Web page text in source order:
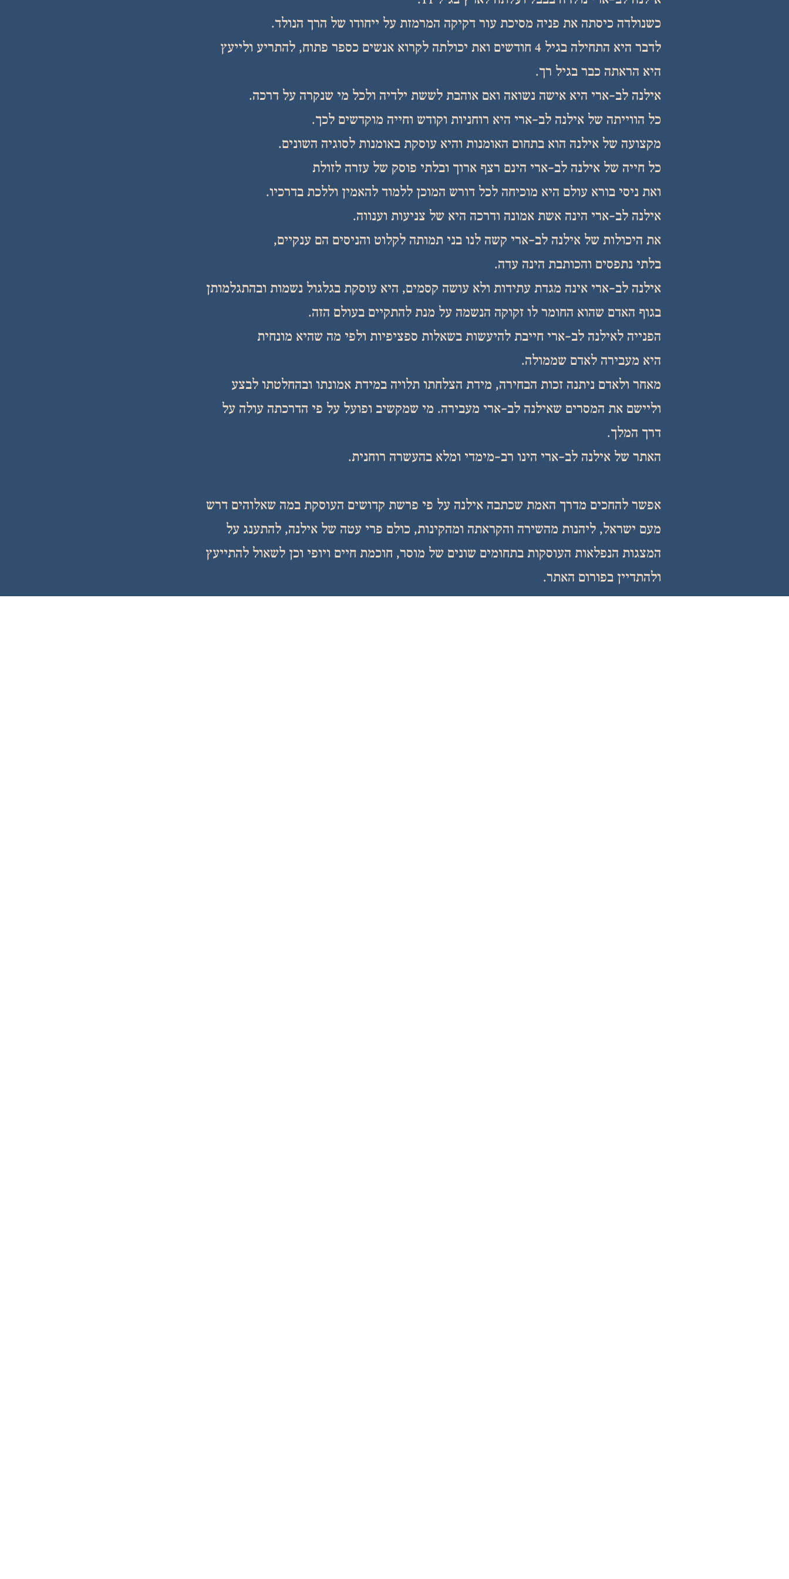
כשנולדה כיסתה את פניה מסיכת עור דקיקה המרמזת על ייחודו של הרך הנולד.
לדבר היא התחילה בגיל 4 חודשים ואת יכולתה לקרוא אנשים כספר פתוח, להתריע ולייעץ
היא הראתה כבר בגיל רך.
אילנה לב-ארי היא אישה נשואה ואם אוהבת לששת ילדיה ולכל מי שנקרה על דרכה.
כל הווייתה של אילנה לב-ארי היא רוחניות וקודש וחייה מוקדשים לכך.
מקצועה של אילנה הוא בתחום האומנות והיא עוסקת באומנות לסוגיה השונים.
כל חייה של אילנה לב-ארי הינם רצף ארוך ובלתי פוסק של עזרה לזולת
ואת ניסי בורא עולם היא מוכיחה לכל דורש המוכן ללמוד להאמין וללכת בדרכיו.
אילנה לב-ארי הינה אשת אמונה ודרכה היא של צניעות וענווה.
את היכולות של אילנה לב-ארי קשה לנו בני תמותה לקלוט והניסים הם ענקיים,
בלתי נתפסים והכותבת הינה עדה.
אילנה לב-ארי אינה מגדת עתידות ולא עושה קסמים, היא עוסקת בגלגול נשמות ובהתגלמותן
בגוף האדם שהוא החומר לו זקוקה הנשמה על מנת להתקיים בעולם הזה.
הפנייה לאילנה לב-ארי חייבת להיעשות בשאלות ספציפיות ולפי מה שהיא מונחית
היא מעבירה לאדם שממולה.
מאחר ולאדם ניתנה זכות הבחירה, מידת הצלחתו תלויה במידת אמונתו ובהחלטתו לבצע
וליישם את המסרים שאילנה לב-ארי מעבירה. מי שמקשיב ופועל על פי הדרכתה עולה על
דרך המלך.
האתר של אילנה לב-ארי הינו רב-מימדי ומלא בהעשרה רוחנית.
אפשר להחכים מדרך האמת שכתבה אילנה על פי פרשת קדושים העוסקת במה שאלוהים דרש
מעם ישראל, ליהנות מהשירה והקראתה ומהקינות, כולם פרי עטה של אילנה, להתענג על
המצגות הנפלאות העוסקות בתחומים שונים של מוסר, חוכמת חיים ויופי וכן לשאול להתייעץ
ולהתדיין בפורום האתר.